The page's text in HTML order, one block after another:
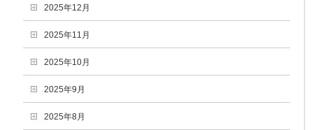
2025年12月
2025年11月
2025年10月
2025年9月
2025年8月